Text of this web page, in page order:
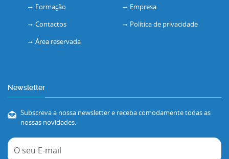
Formação
Empresa
Contactos
Política de privacidade
Área reservada
Newsletter
Subscreva a nossa newsletter e receba comodamente todas as
nossas novidades.